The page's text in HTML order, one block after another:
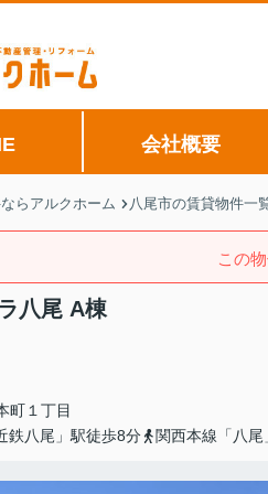
会社概要
らアルクホーム 八尾市の賃貸物件一
この
八尾 A棟
町 １丁目
鉄八尾」駅徒歩8分
関西本線「八